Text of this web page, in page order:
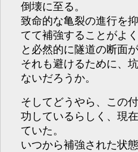
倒壊に至る。
致命的な亀裂の進行を
てて補強することがよ
と必然的に隧道の断面
それも避けるために、
ないだろうか。
そしてどうやら、この
功しているらしく、現
ていた。
いつから補強された状